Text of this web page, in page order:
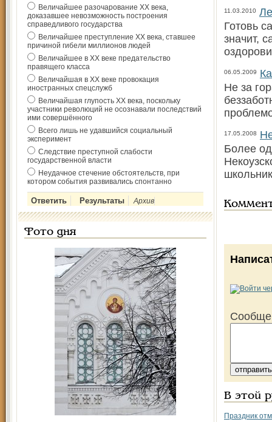
Величайшее разочарование ХХ века,
доказавшее невозможность построения
справедливого государства
Величайшее преступление ХХ века, ставшее
причиной гибели миллионов людей
Величайшее в ХХ веке предательство
правящего класса
Величайшая в ХХ веке провокация
иностранных спецслужб
Величайшая глупость ХХ века, поскольку
участники революций не осознавали последствий
ими совершённого
Всего лишь не удавшийся социальный
эксперимент
Следствие преступной слабости
государственной власти
Неудачное стечение обстоятельств, при
котором события развивались спонтанно
Архив
Фото дня
11.03.2010
Готовь
значит,
06.05.2009
Не за
17.05.2008
Более
В этой
Праздник